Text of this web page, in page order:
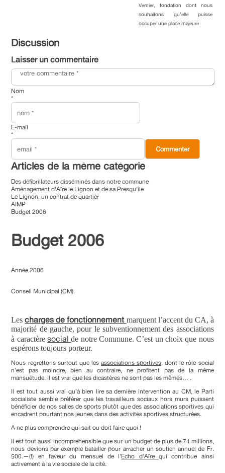
Vernier, fondation dont nous
souhaitons qu’elle puisse
occuper une place majeure
Discussion
Laisser un commentaire
Nom
*
E-mail
*
Articles de la même catégorie
Des défibrillateurs disséminés dans notre commune
Aménagement d'Aïre le Lignon et de sa Presqu'île
Le Lignon, un contrat de quartier
AIMP
Budget 2006
Budget 2006
Année 2006
Conseil Municipal (CM).
Lescharges de fonctionnement marquent l’accent du CA, à
majorité de gauche, pour le subventionnement des associations
à caractèresocialde notre Commune. C’est un choix que nous
espérons toujours porteur.
Nous regrettons surtout que les associations sportives, dont le rôle social
n’est pas moindre, bien au contraire, ne profitent pas de la même
mansuétude. Il est vrai que les dicastères ne sont pas les mêmes… .
Il est tout aussi vrai qu’à bien lire sa dernière intervention au CM, le Parti
socialiste semble préférer que les travailleurs sociaux hors murs puissent
bénéficier de nos salles de sports plutôt que des associations sportives qui
encadrent pourtant nos jeunes dans des activités sportives structurées.
A ne plus comprendre qui sait ou doit faire quoi !
Il est tout aussi incompréhensible que sur un budget de plus de 74 millions,
nous devions par exemple batailler pour arracher un soutien annuel de Fr.
500.—(!) en faveur du mensuel de l’Echo d’Aïre qui contribue ainsi
activement à la vie sociale de la cité.